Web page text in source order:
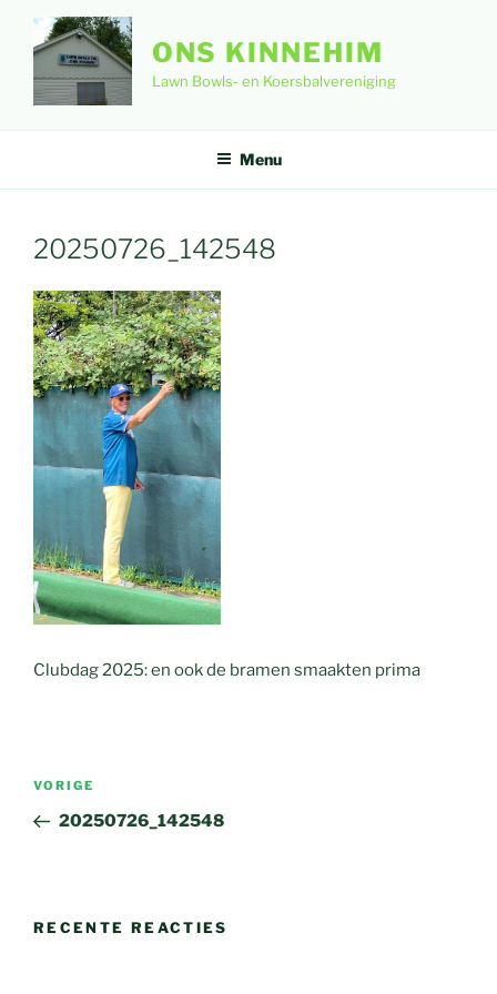
inhoud
ONS KINNEHIM
Lawn Bowls- en Koersbalvereniging
Menu
20250726_142548
Clubdag 2025: en ook de bramen smaakten prima
Bericht
Vorig
bericht
VORIGE
20250726_142548
RECENTE REACTIES